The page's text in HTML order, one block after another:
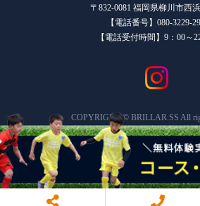
〒832-0081 福岡県柳川市西
【電話番号】080-3229-
【電話受付時間】9：00～
COPYRIGHT © BRILLAR.SS All